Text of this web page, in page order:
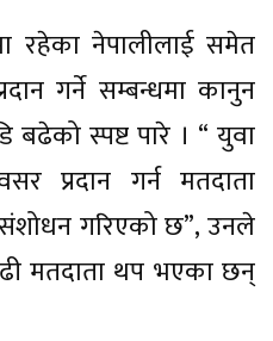
रहेका नेपालीलाई समेत
गर्ने सम्बन्धमा कानुन
स्पष्ट पारे । “ युवा
प्रदान गर्न मतदाता
गरिएको छ”, उनले
मतदाता थप भएका छन्